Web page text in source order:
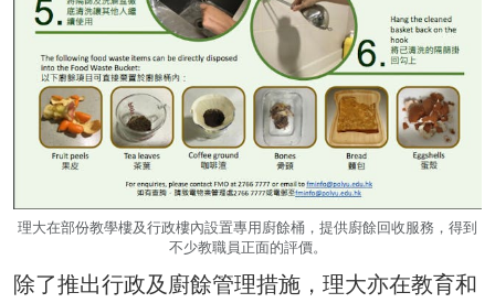
理大在部份教學樓及行政樓內設置專用廚餘桶，提供廚餘回收服務，得到
不少教職員正面的評價。
除了推出行政及廚餘管理措施，理大亦在教育和